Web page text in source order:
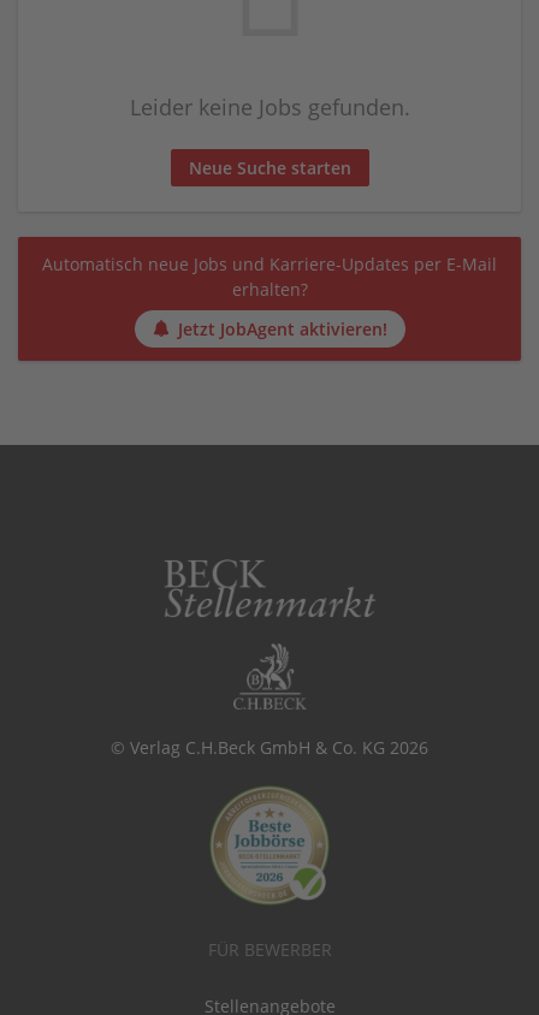
Leider keine Jobs gefunden.
Neue Suche starten
Automatisch neue Jobs und Karriere-Updates per E-Mail
erhalten?
Jetzt JobAgent aktivieren!
© Verlag C.H.Beck GmbH & Co. KG 2026
FÜR BEWERBER
Stellenangebote